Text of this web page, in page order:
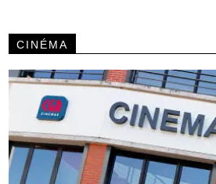
CINÉMA